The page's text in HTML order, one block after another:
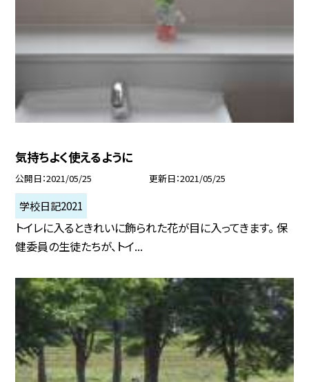
気持ちよく使えるように
公開日 2021/05/25 更新日 2021/05/25
学校日記2021
トイレに入るときれいに飾られた花が目に入ってきます。 保
健委員の生徒たちが、トイ...